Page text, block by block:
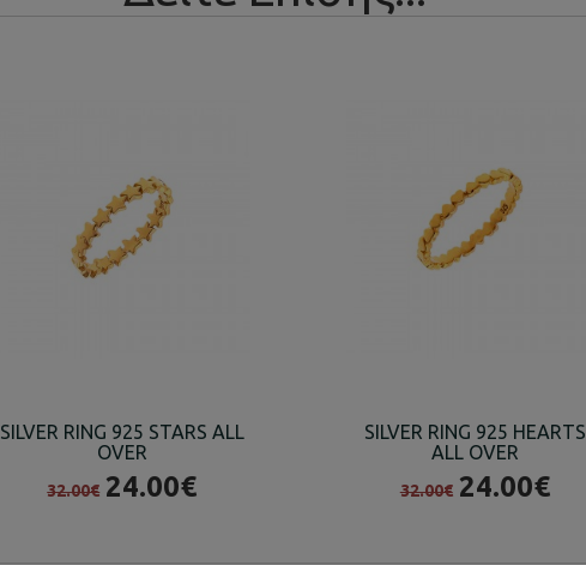
SILVER RING 925 STARS ALL
OVER
32.00€ 24.00€
SILVER RING 925 HEARTS
ALL OVER
32.00€ 24.00€